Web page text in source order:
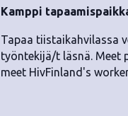
Kamppi
Tapaa tiistaikahvilassa
työntekijä/t läsnä. Meet
meet HivFinland's